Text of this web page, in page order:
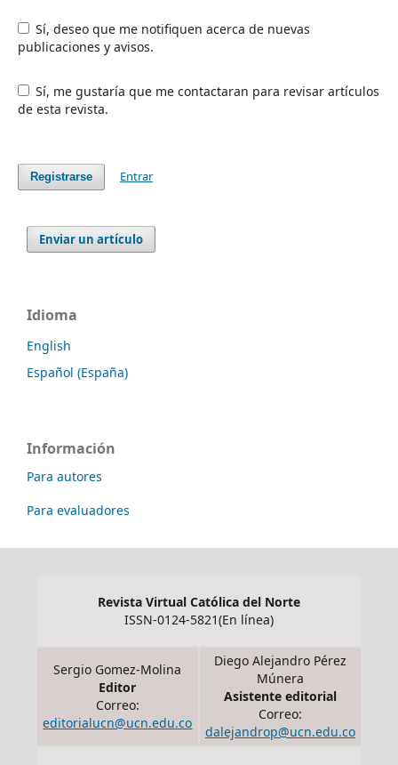
Sí, deseo que me notifiquen acerca de nuevas
publicaciones y avisos.
Sí, me gustaría que me contactaran para revisar artículos
de esta revista.
Registrarse Entrar
Enviar un artículo
Idioma
English
Español (España)
Información
Para autores
Para evaluadores
Revista Virtual Católica del Norte
ISSN-0124-5821(En línea)
Sergio Gomez-Molina
Editor
Correo:
editorialucn@ucn.edu.co
Diego Alejandro Pérez
Múnera
Asistente editorial
Correo:
dalejandrop@ucn.edu.co